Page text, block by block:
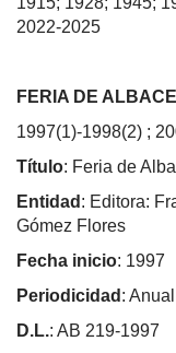
2022-2025
FERIA DE
1997(1)-1998(2) ;
Título: Feria de
Entidad : Editora:
Gómez Flores
Fecha inicio: 1997
Periodicidad : Anual
D.L.: AB 219-1997